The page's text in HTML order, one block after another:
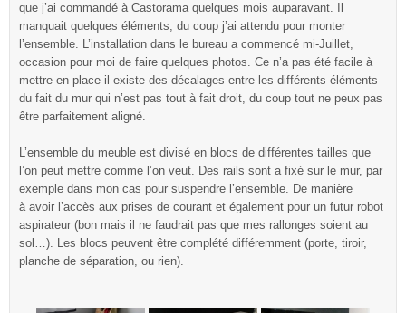
que j’ai commandé à Castorama quelques mois auparavant. Il
manquait quelques éléments, du coup j’ai attendu pour monter
l’ensemble. L’installation dans le bureau a commencé mi-Juillet,
occasion pour moi de faire quelques photos. Ce n’a pas été facile à
mettre en place il existe des décalages entre les différents éléments
du fait du mur qui n’est pas tout à fait droit, du coup tout ne peux pas
être parfaitement aligné.
L’ensemble du meuble est divisé en blocs de différentes tailles que
l’on peut mettre comme l’on veut. Des rails sont a fixé sur le mur, par
exemple dans mon cas pour suspendre l’ensemble. De manière
à avoir l’accès aux prises de courant et également pour un futur robot
aspirateur (bon mais il ne faudrait pas que mes rallonges soient au
sol…). Les blocs peuvent être complété différemment (porte, tiroir,
planche de séparation, ou rien).